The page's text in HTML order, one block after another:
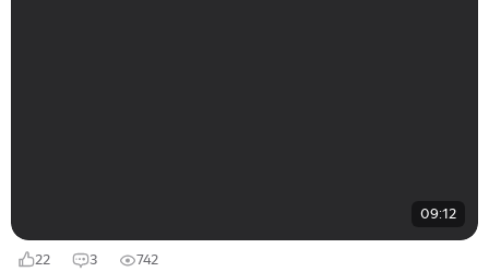
09:12
22 3 742